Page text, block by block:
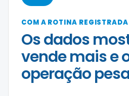
COM A ROTINA REGISTRADA
Os dados
vende mais e
operação